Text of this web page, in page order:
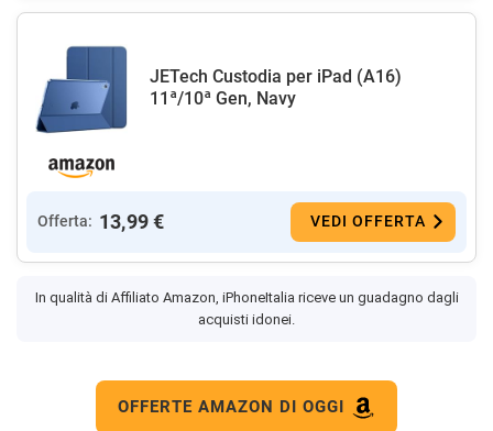
JETech Custodia per iPad (A16)
11ª/10ª Gen, Navy
Offerta: 13,99 € VEDI OFFERTA
In qualità di Affiliato Amazon, iPhoneItalia riceve un guadagno dagli
acquisti idonei.
OFFERTE AMAZON DI OGGI